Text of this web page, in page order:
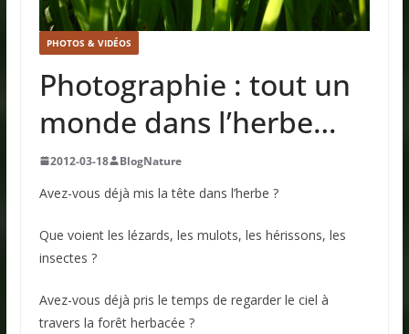
PHOTOS & VIDÉOS
Photographie : tout un
monde dans l’herbe…
2012-03-18 BlogNature
Avez-vous déjà mis la tête dans l’herbe ?
Que voient les lézards, les mulots, les hérissons, les
insectes ?
Avez-vous déjà pris le temps de regarder le ciel à
travers la forêt herbacée ?